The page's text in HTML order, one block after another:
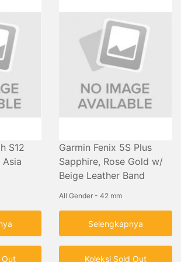
S12
Asia
Out
Garmin Fenix 5S Plus
Sapphire, Rose Gold w/
Beige Leather Band
All Gender - 42 mm
Selengkapnya
Koleksi Sold Out